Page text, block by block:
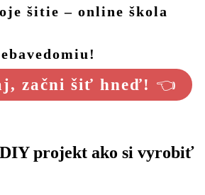
šitie – online škola
začni šiť hneď! 👈
projekt ako si vyrobiť